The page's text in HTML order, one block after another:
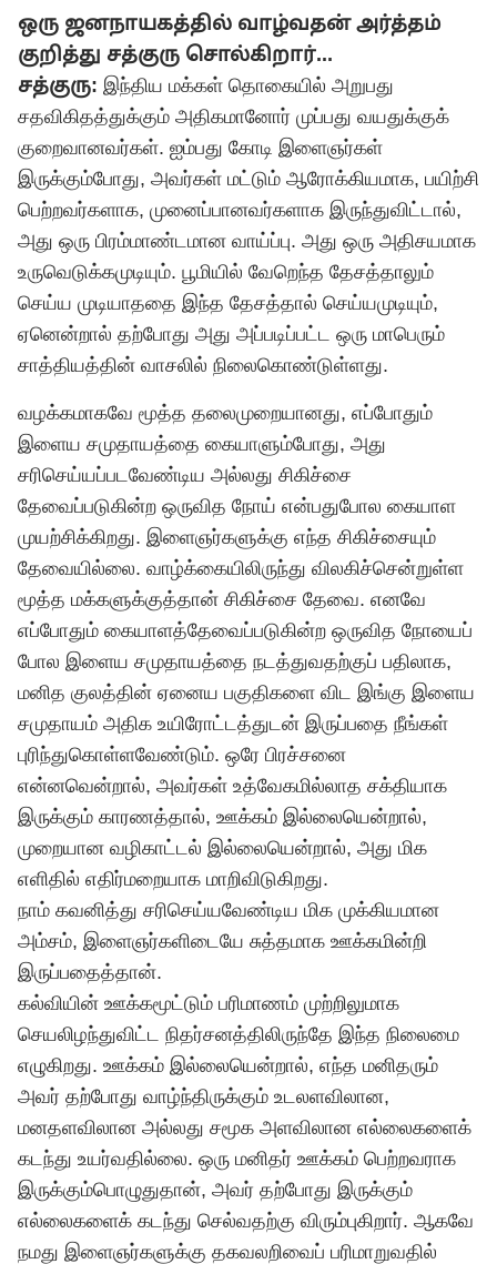
ஒரு ஜனநாயகத்தில் வாழ்வதன் அர்த்தம்
குறித்து சத்குரு சொல்கிறார்...
சத்குரு: இந்திய மக்கள் தொகையில் அறுபது
சதவிகிதத்துக்கும் அதிகமானோர் முப்பது வயதுக்குக்
குறைவானவர்கள். ஐம்பது கோடி இளைஞர்கள்
இருக்கும்போது, அவர்கள் மட்டும் ஆரோக்கியமாக, பயிற்சி
பெற்றவர்களாக, முனைப்பானவர்களாக இருந்துவிட்டால்,
அது ஒரு பிரம்மாண்டமான வாய்ப்பு. அது ஒரு அதிசயமாக
உருவெடுக்கமுடியும். பூமியில் வேறெந்த தேசத்தாலும்
செய்ய முடியாததை இந்த தேசத்தால் செய்யமுடியும்,
ஏனென்றால் தற்போது அது அப்படிப்பட்ட ஒரு மாபெரும்
சாத்தியத்தின் வாசலில் நிலைகொண்டுள்ளது.
வழக்கமாகவே மூத்த தலைமுறையானது, எப்போதும்
இளைய சமுதாயத்தை கையாளும்போது, அது
சரிசெய்யப்படவேண்டிய அல்லது சிகிச்சை
தேவைப்படுகின்ற ஒருவித நோய் என்பதுபோல கையாள
முயற்சிக்கிறது. இளைஞர்களுக்கு எந்த சிகிச்சையும்
தேவையில்லை. வாழ்க்கையிலிருந்து விலகிச்சென்றுள்ள
மூத்த மக்களுக்குத்தான் சிகிச்சை தேவை. எனவே
எப்போதும் கையாளத்தேவைப்படுகின்ற ஒருவித நோயைப்
போல இளைய சமுதாயத்தை நடத்துவதற்குப் பதிலாக,
மனித குலத்தின் ஏனைய பகுதிகளை விட இங்கு இளைய
சமுதாயம் அதிக உயிரோட்டத்துடன் இருப்பதை நீங்கள்
புரிந்துகொள்ளவேண்டும். ஒரே பிரச்சனை
என்னவென்றால், அவர்கள் உத்வேகமில்லாத சக்தியாக
இருக்கும் காரணத்தால், ஊக்கம் இல்லையென்றால்,
முறையான வழிகாட்டல் இல்லையென்றால், அது மிக
எளிதில் எதிர்மறையாக மாறிவிடுகிறது.
நாம் கவனித்து சரிசெய்யவேண்டிய மிக முக்கியமான
அம்சம், இளைஞர்களிடையே சுத்தமாக ஊக்கமின்றி
இருப்பதைத்தான்.
கல்வியின் ஊக்கமூட்டும் பரிமாணம் முற்றிலுமாக
செயலிழந்துவிட்ட நிதர்சனத்திலிருந்தே இந்த நிலைமை
எழுகிறது. ஊக்கம் இல்லையென்றால், எந்த மனிதரும்
அவர் தற்போது வாழ்ந்திருக்கும் உடலளவிலான,
மனதளவிலான அல்லது சமூக அளவிலான எல்லைகளைக்
கடந்து உயர்வதில்லை. ஒரு மனிதர் ஊக்கம் பெற்றவராக
இருக்கும்பொழுதுதான், அவர் தற்போது இருக்கும்
எல்லைகளைக் கடந்து செல்வதற்கு விரும்புகிறார். ஆகவே
நமது இளைஞர்களுக்கு தகவலறிவைப் பரிமாறுவதில்